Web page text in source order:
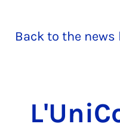
Back to the